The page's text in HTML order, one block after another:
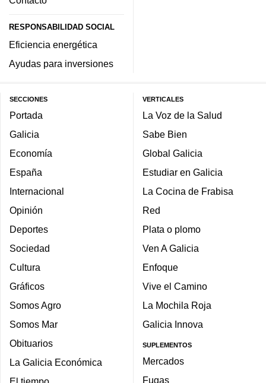
RESPONSABILIDAD SOCIAL
Eficiencia energética
Ayudas para inversiones
SECCIONES
Portada
Galicia
Economía
España
Internacional
Opinión
Deportes
Sociedad
Cultura
Gráficos
Somos Agro
Somos Mar
Obituarios
La Galicia Económica
VERTICALES
La Voz de la Salud
Sabe Bien
Global Galicia
Estudiar en Galicia
La Cocina de Frabisa
Red
Plata o plomo
Ven A Galicia
Enfoque
Vive el Camino
La Mochila Roja
Galicia Innova
SUPLEMENTOS
Mercados
Fugas